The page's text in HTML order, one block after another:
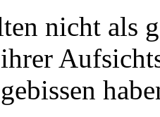
nicht als